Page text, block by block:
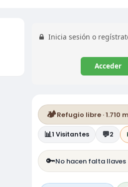
Inicia sesión o
Acceder
🏕️Refugio libre · 1.710 m
📊1 Visitantes 💬2
🔑No hacen falta llaves